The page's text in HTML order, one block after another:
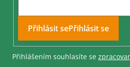
Přihlásit se
Přihlášením souhlasíte se